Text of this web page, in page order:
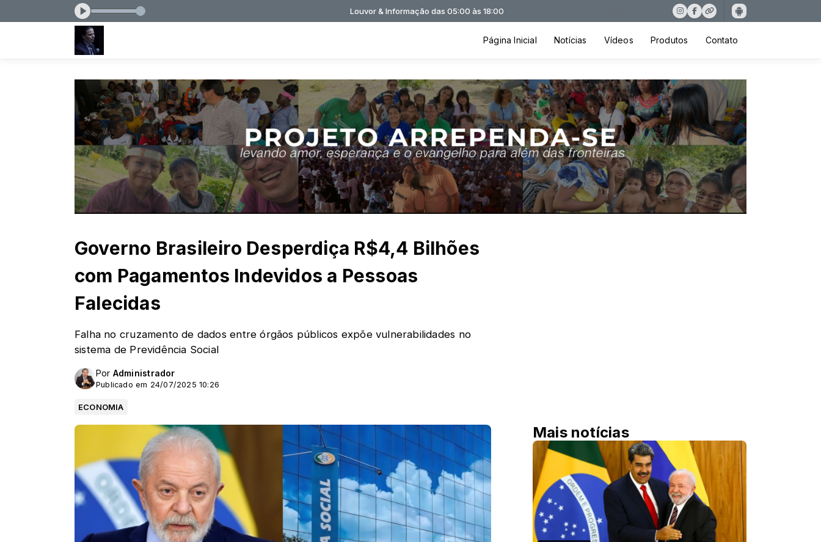
Louvor & Informação das 05:00 às 18:00
Página Inicial Notícias Vídeos Produtos Contato
Governo Brasileiro Desperdiça R$4,4 Bilhões
com Pagamentos Indevidos a Pessoas
Falecidas
Falha no cruzamento de dados entre órgãos públicos expõe vulnerabilidades no
sistema de Previdência Social
Por Administrador
Publicado em 24/07/2025 10:26
ECONOMIA
Mais notícias